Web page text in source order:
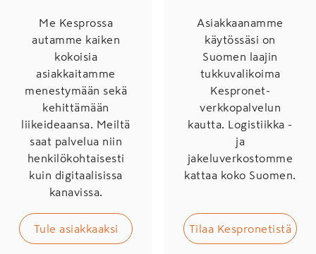
Me Kesprossa
autamme kaiken
kokoisia
asiakkaitamme
menestymään sekä
kehittämään
liikeideaansa. Meiltä
saat palvelua niin
henkilökohtaisesti
kuin digitaalisissa
kanavissa.
Tule asiakkaaksi
Asiakkaanamme
käytössäsi on
Suomen laajin
tukkuvalikoima
Kespronet-
verkkopalvelun
kautta. Logistiikka -
ja
jakeluverkostomme
kattaa koko Suomen.
Tilaa Kespronetistä